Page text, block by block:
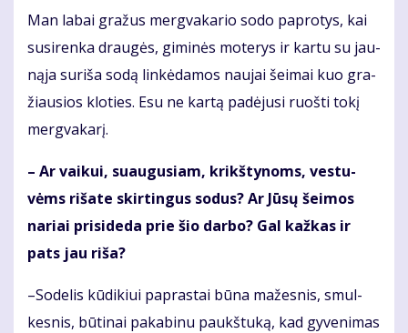
Man la­bai gra­žus merg­va­ka­rio so­do pa­pro­tys, kai
su­si­ren­ka drau­gės, gi­mi­nės mo­te­rys ir kar­tu su jau­
ną­ja su­ri­ša so­dą lin­kė­da­mos nau­jai šei­mai kuo gra­
žiau­sios klo­ties. Esu ne kar­tą pa­dė­ju­si ruoš­ti to­kį
merg­va­ka­rį.
– Ar vai­kui, su­au­gu­siam, krikš­ty­noms, ves­tu­
vėms ri­ša­te skir­tin­gus so­dus? Ar Jū­sų šei­mos
na­riai pri­si­de­da prie šio dar­bo? Gal kaž­kas ir
pats jau ri­ša?
–So­de­lis kū­di­kiui pa­pras­tai bū­na ma­žes­nis, smul­
kes­nis, bū­ti­nai pa­ka­bi­nu paukš­tu­ką, kad gy­ve­ni­mas